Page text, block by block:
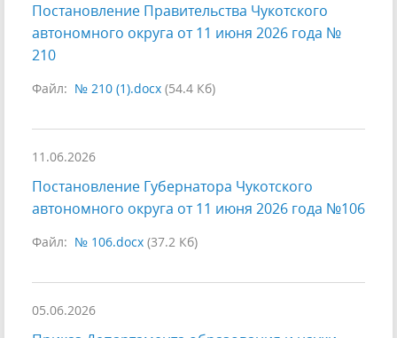
Постановление Правительства Чукотского
автономного округа от 11 июня 2026 года №
210
Файл: № 210 (1).docx (54.4 Кб)
11.06.2026
Постановление Губернатора Чукотского
автономного округа от 11 июня 2026 года №106
Файл: № 106.docx (37.2 Кб)
05.06.2026